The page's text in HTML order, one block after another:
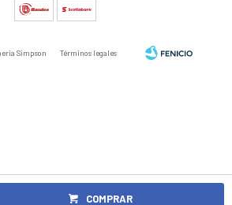
COMPRAR
Simpson Términos legales